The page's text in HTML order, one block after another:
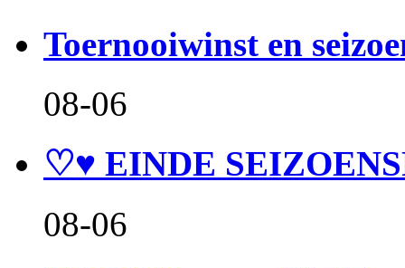
Toernooiwinst en
08-06
♡♥ EINDE
08-06